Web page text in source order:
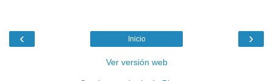
‹ ›
Inicio
Ver versión web